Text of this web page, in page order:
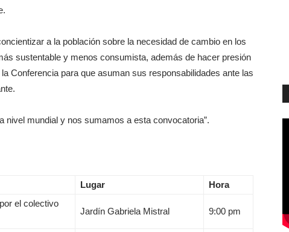
a la población sobre la necesidad de cambio en los
sustentable y menos consumista, además de hacer presión
Conferencia para que asuman sus responsabilidades ante las
nivel mundial y nos sumamos a esta convocatoria”.
Lugar Hora
el colectivo
Jardín Gabriela Mistral 9:00 pm